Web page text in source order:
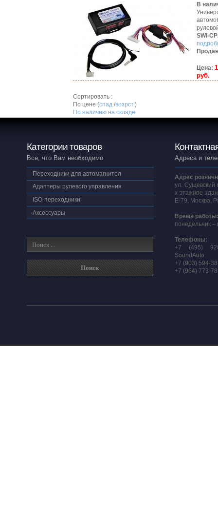
В
SWI-
Цена:
руб.
Сортировать :
По цене (спад./возрст.)
По наличию на складе
Категории товаров
Все, что Вам необходимо
Переходники для автомагнитол
Адаптеры рулевого управления
ISO-переходники
Аксессуары
Адреса и
Адрес
ул. Сущевский
х этажное
E-79, Москва,
Время
понедельник –
Телефоны:
+7 (495)
SoundAuto.
+7 (903) 594-
+7 (964) 773-